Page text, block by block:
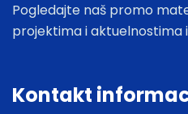
Pogledajte naš promo
projektima i aktuelnostima
Kontakt